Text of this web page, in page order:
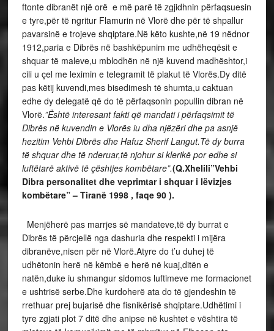
ftonte dibranët një orë e më parë të zgjidhnin përfaqsuesin
e tyre,për të ngritur Flamurin në Vlorë dhe për të shpallur
pavarsinë e trojeve shqiptare.Në këto kushte,në 19 nëdnor
1912,paria e Dibrës në bashkëpunim me udhëheqësit e
shquar të maleve,u mblodhën në një kuvend madhështor,i
cili u çel me leximin e telegramit të plakut të Vlorës.Dy ditë
pas këtij kuvendi,mes bisedimesh të shumta,u caktuan
edhe dy delegatë që do të përfaqsonin popullin dibran në
Vlorë.”Është interesant fakti që mandati i përfaqsimit të
Dibrës në kuvendin e Vlorës iu dha njëzëri dhe pa asnjë
hezitim Vehbi Dibrës dhe Hafuz Sherif Langut.Të dy burra
të shquar dhe të nderuar,të njohur si klerikë por edhe si
luftëtarë aktivë të çështjes kombëtare”.(Q.Xhelili”Vehbi
Dibra personalitet dhe veprimtar i shquar i lëvizjes
kombëtare” – Tiranë 1998 , faqe 90 ).
Menjëherë pas marrjes së mandateve,të dy burrat e
Dibrës të përcjellë nga dashuria dhe respekti i mijëra
dibranëve,nisen për në Vlorë.Atyre do t’u duhej të
udhëtonin herë në këmbë e herë në kuaj,ditën e
natën,duke iu shmangur sidomos luftimeve me formacionet
e ushtrisë serbe.Dhe kurdoherë ata do të gjendeshin të
rrethuar prej bujarisë dhe fisnikërisë shqiptare.Udhëtimi i
tyre zgjati plot 7 ditë dhe anipse në kushtet e vështira të